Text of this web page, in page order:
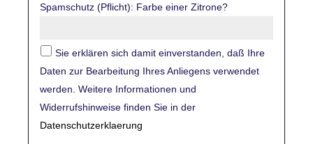
Spamschutz (Pflicht): Farbe einer Zitrone?
Sie erklären sich damit einverstanden, daß Ihre
Daten zur Bearbeitung Ihres Anliegens verwendet
werden. Weitere Informationen und
Widerrufshinweise finden Sie in der
Datenschutzerklaerung